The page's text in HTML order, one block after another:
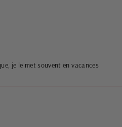
je le met souvent en vacances